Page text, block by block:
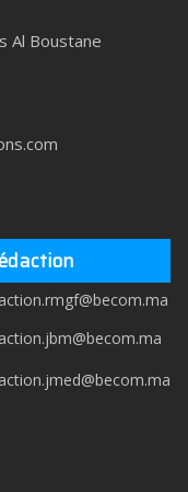
Al Boustane